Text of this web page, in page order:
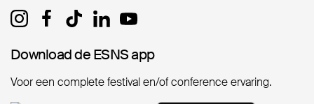
Download de ESNS app
Download de ESNS app
Voor een complete festival en/of conference ervaring.